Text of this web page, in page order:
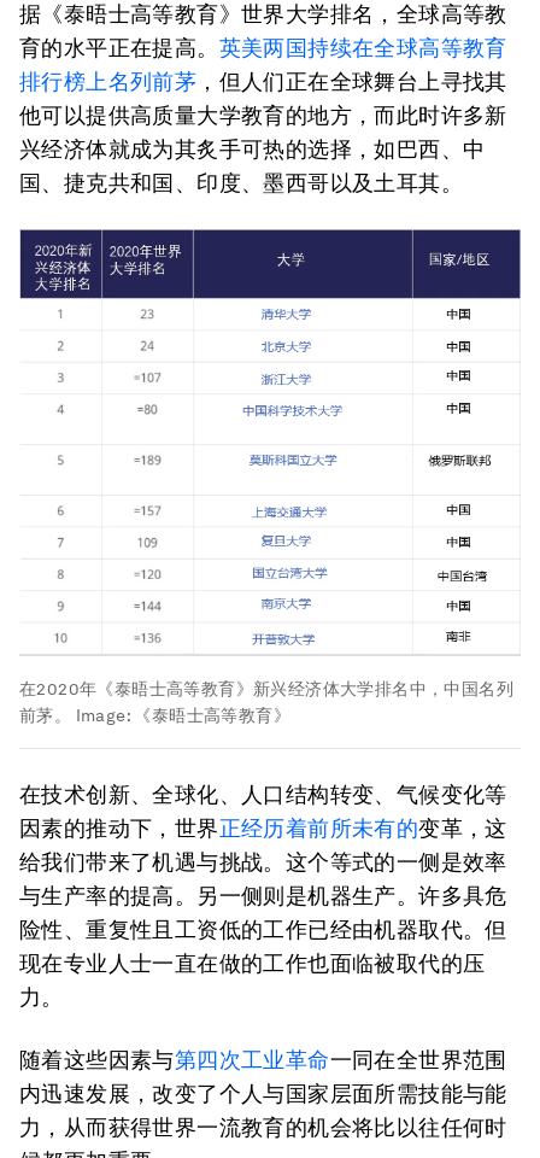
据《泰晤士高等教育》世界大学排名，全球高等教
育的水平正在提高。 英美两国持续在全球高等教育
排行榜上名列前茅 ，但人们正在全球舞台上寻找其
他可以提供高质量大学教育的地方，而此时许多新
兴经济体就成为其炙手可热的选择，如巴西、中
国、捷克共和国、印度、墨西哥以及土耳其。
在2020年《泰晤士高等教育》新兴经济体大学排名中，中国名列
前茅。
Image: 《泰晤士高等教育》
在技术创新、全球化、人口结构转变、气候变化等
因素的推动下，世界正经历着前所未有的变革，这
给我们带来了机遇与挑战。这个等式的一侧是效率
与生产率的提高。另一侧则是机器生产。许多具危
险性、重复性且工资低的工作已经由机器取代。但
现在专业人士一直在做的工作也面临被取代的压
力。
随着这些因素与第四次工业革命一同在全世界范围
内迅速发展，改变了个人与国家层面所需技能与能
力，从而获得世界一流教育的机会将比以往任何时